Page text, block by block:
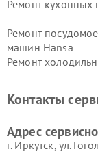
Ремонт кухонных
Ремонт
машин Hansa
Ремонт
Контакты
Адрес
г. Иркутск, ул.